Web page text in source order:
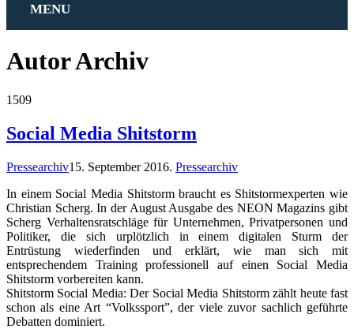
MENU
Autor Archiv
1509
Social Media Shitstorm
Pressearchiv15. September 2016. Pressearchiv
In einem Social Media Shitstorm braucht es Shitstormexperten wie
Christian Scherg. In der August Ausgabe des NEON Magazins gibt
Scherg Verhaltensratschläge für Unternehmen, Privatpersonen und
Politiker, die sich urplötzlich in einem digitalen Sturm der
Entrüstung wiederfinden und erklärt, wie man sich mit
entsprechendem Training professionell auf einen Social Media
Shitstorm vorbereiten kann.
Shitstorm Social Media: Der Social Media Shitstorm zählt heute fast
schon als eine Art “Volkssport”, der viele zuvor sachlich geführte
Debatten dominiert.